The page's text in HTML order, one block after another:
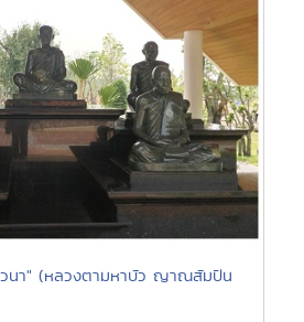
นา" (หลวงตามหาบัว ญาณสัมปัน